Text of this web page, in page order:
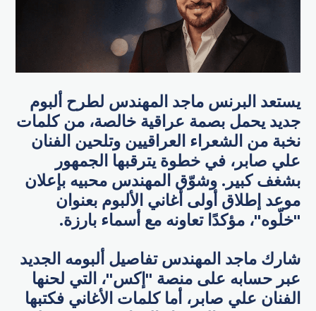
يستعد البرنس ماجد المهندس لطرح ألبوم
جديد يحمل بصمة عراقية خالصة، من كلمات
نخبة من الشعراء العراقيين وتلحين الفنان
علي صابر، في خطوة يترقبها الجمهور
بشغف كبير. وشوّق المهندس محبيه بإعلان
موعد إطلاق أولى أغاني الألبوم بعنوان
"خلّوه"، مؤكدًا تعاونه مع أسماء بارزة.
شارك ماجد المهندس تفاصيل ألبومه الجديد
عبر حسابه على منصة "إكس"، التي لحنها
الفنان علي صابر، أما كلمات الأغاني فكتبها